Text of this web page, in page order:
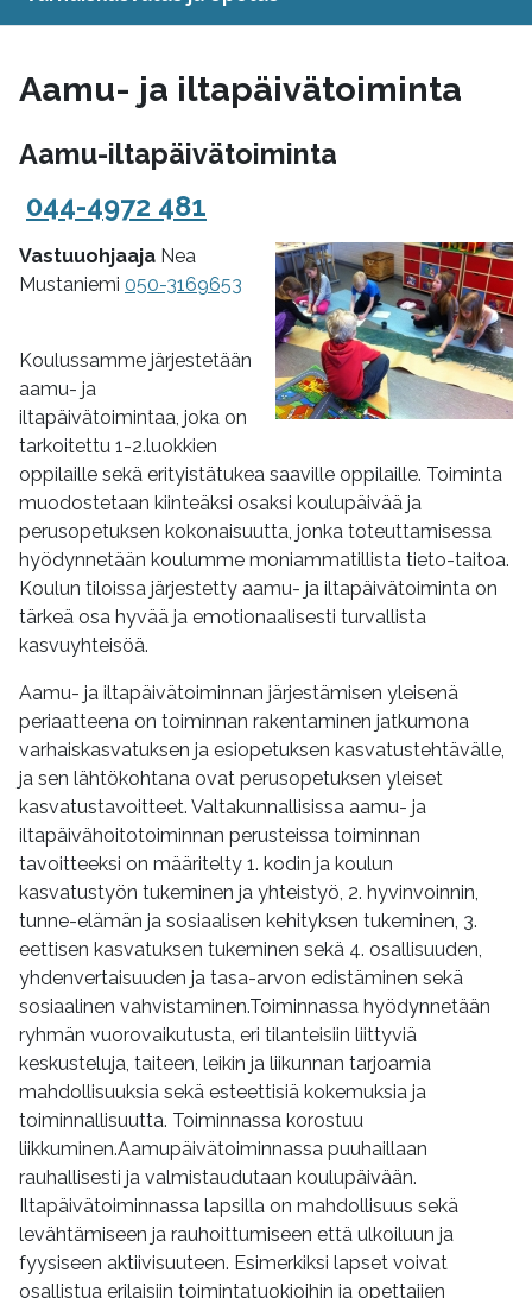
Aamu- ja iltapäivätoiminta
Aamu-iltapäivätoiminta
044-4972 481
Vastuuohjaaja Nea
Mustaniemi 050-3169653
Koulussamme järjestetään
aamu- ja
iltapäivätoimintaa, joka on
tarkoitettu 1-2.luokkien
oppilaille sekä erityistätukea saaville oppilaille. Toiminta
muodostetaan kiinteäksi osaksi koulupäivää ja
perusopetuksen kokonaisuutta, jonka toteuttamisessa
hyödynnetään koulumme moniammatillista tieto-taitoa.
Koulun tiloissa järjestetty aamu- ja iltapäivätoiminta on
tärkeä osa hyvää ja emotionaalisesti turvallista
kasvuyhteisöä.
Aamu- ja iltapäivätoiminnan järjestämisen yleisenä
periaatteena on toiminnan rakentaminen jatkumona
varhaiskasvatuksen ja esiopetuksen kasvatustehtävälle,
ja sen lähtökohtana ovat perusopetuksen yleiset
kasvatustavoitteet. Valtakunnallisissa aamu- ja
iltapäivähoitotoiminnan perusteissa toiminnan
tavoitteeksi on määritelty 1. kodin ja koulun
kasvatustyön tukeminen ja yhteistyö, 2. hyvinvoinnin,
tunne-elämän ja sosiaalisen kehityksen tukeminen, 3.
eettisen kasvatuksen tukeminen sekä 4. osallisuuden,
yhdenvertaisuuden ja tasa-arvon edistäminen sekä
sosiaalinen vahvistaminen.Toiminnassa hyödynnetään
ryhmän vuorovaikutusta, eri tilanteisiin liittyviä
keskusteluja, taiteen, leikin ja liikunnan tarjoamia
mahdollisuuksia sekä esteettisiä kokemuksia ja
toiminnallisuutta. Toiminnassa korostuu
liikkuminen.Aamupäivätoiminnassa puuhaillaan
rauhallisesti ja valmistaudutaan koulupäivään.
Iltapäivätoiminnassa lapsilla on mahdollisuus sekä
levähtämiseen ja rauhoittumiseen että ulkoiluun ja
fyysiseen aktiivisuuteen. Esimerkiksi lapset voivat
osallistua erilaisiin toimintatuokioihin ja opettajien